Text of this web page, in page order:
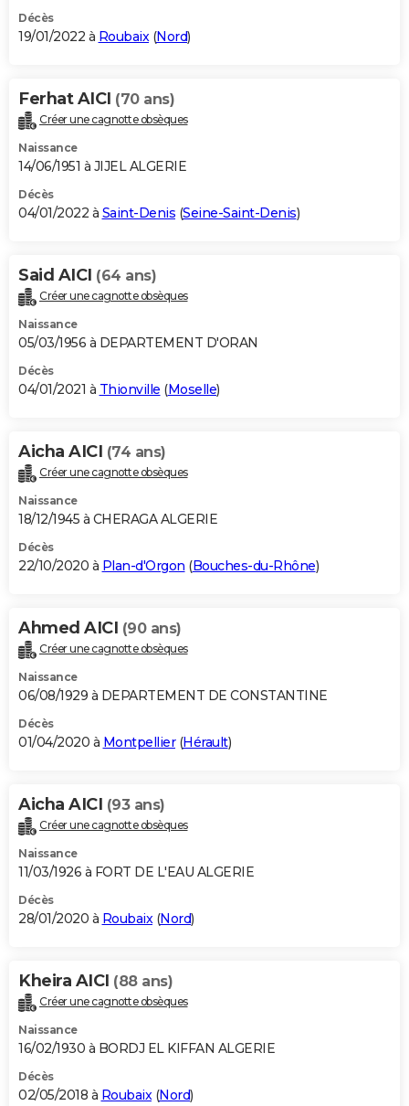
Décès
19/01/2022 à Roubaix(Nord)
Ferhat AICI (70 ans)
Créer une cagnotte obsèques
Naissance
14/06/1951 à JIJEL ALGERIE
Décès
04/01/2022 à Saint-Denis (Seine-Saint-Denis)
Said AICI (64 ans)
Créer une cagnotte obsèques
Naissance
05/03/1956 à DEPARTEMENT D'ORAN
Décès
04/01/2021 à Thionville (Moselle)
Aicha AICI (74 ans)
Créer une cagnotte obsèques
Naissance
18/12/1945 à CHERAGA ALGERIE
Décès
22/10/2020 à Plan-d'Orgon (Bouches-du-Rhône)
Ahmed AICI (90 ans)
Créer une cagnotte obsèques
Naissance
06/08/1929 à DEPARTEMENT DE CONSTANTINE
Décès
01/04/2020 à Montpellier(Hérault)
Aicha AICI (93 ans)
Créer une cagnotte obsèques
Naissance
11/03/1926 à FORT DE L'EAU ALGERIE
Décès
28/01/2020 à Roubaix(Nord)
Kheira AICI (88 ans)
Créer une cagnotte obsèques
Naissance
16/02/1930 à BORDJ EL KIFFAN ALGERIE
Décès
02/05/2018 à Roubaix(Nord)